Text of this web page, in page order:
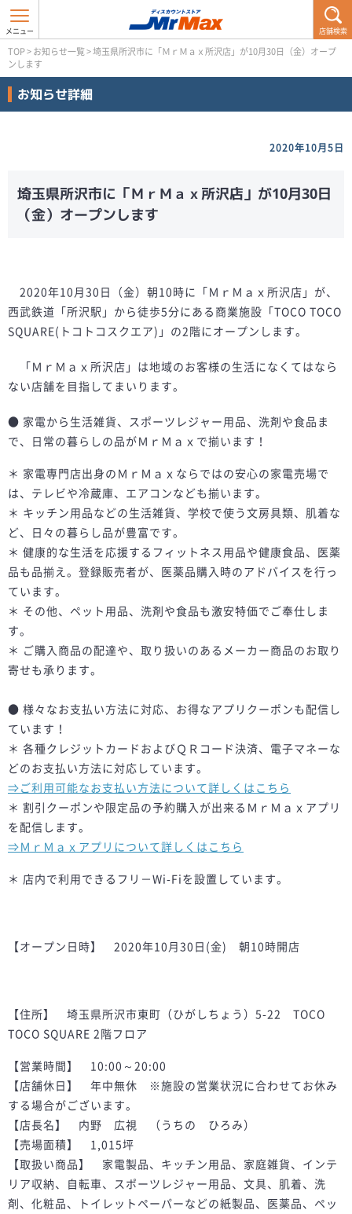
店舗検索
TOP>お知らせ一覧>埼玉県所沢市に「ＭｒＭａｘ所沢店」が10月30日（金）オープ
ンします
お知らせ詳細
2020年10月5日
埼玉県所沢市に「ＭｒＭａｘ所沢店」が10月30日
（金）オープンします
2020年10月30日（金）朝10時に「ＭｒＭａｘ所沢店」が、
西武鉄道「所沢駅」から徒歩5分にある商業施設「TOCO TOCO
SQUARE(トコトコスクエア)」の2階にオープンします。
「ＭｒＭａｘ所沢店」は地域のお客様の生活になくてはなら
ない店舗を目指してまいります。
● 家電から生活雑貨、スポーツレジャー用品、洗剤や食品ま
で、日常の暮らしの品がＭｒＭａｘで揃います！
＊ 家電専門店出身のＭｒＭａｘならではの安心の家電売場で
は、テレビや冷蔵庫、エアコンなども揃います。
＊ キッチン用品などの生活雑貨、学校で使う文房具類、肌着な
ど、日々の暮らし品が豊富です。
＊ 健康的な生活を応援するフィットネス用品や健康食品、医薬
品も品揃え。登録販売者が、医薬品購入時のアドバイスを行っ
ています。
＊ その他、ペット用品、洗剤や食品も激安特価でご奉仕しま
す。
＊ ご購入商品の配達や、取り扱いのあるメーカー商品のお取り
寄せも承ります。
● 様々なお支払い方法に対応、お得なアプリクーポンも配信し
ています！
＊ 各種クレジットカードおよびＱＲコード決済、電子マネーな
どのお支払い方法に対応しています。
⇒ご利用可能なお支払い方法について詳しくはこちら
＊ 割引クーポンや限定品の予約購入が出来るＭｒＭａｘアプリ
を配信します。
⇒ＭｒＭａｘアプリについて詳しくはこちら
＊ 店内で利用できるフリ－Wi-Fiを設置しています。
【オープン日時】 2020年10月30日(金) 朝10時開店
【住所】 埼玉県所沢市東町（ひがしちょう）5-22 TOCO
TOCO SQUARE 2階フロア
【営業時間】 10:00～20:00
【店舗休日】 年中無休 ※施設の営業状況に合わせてお休み
する場合がございます。
【店長名】 内野 広視 （うちの ひろみ）
【売場面積】 1,015坪
【取扱い商品】 家電製品、キッチン用品、家庭雑貨、インテ
リア収納、自転車、スポーツレジャー用品、文具、肌着、洗
剤、化粧品、トイレットペーパーなどの紙製品、医薬品、ペッ